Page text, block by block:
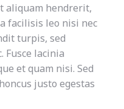
aliquam hendrerit,
facilisis leo nisi nec
turpis, sed
Fusce lacinia
et quam nisi. Sed
justo egestas